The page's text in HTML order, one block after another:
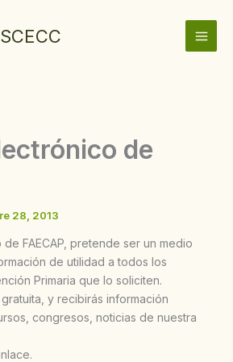
SCECC
de
28, 2013
FAECAP, pretende ser un medio
de utilidad a todos los
Primaria que lo soliciten.
y recibirás información
congresos, noticias de nuestra